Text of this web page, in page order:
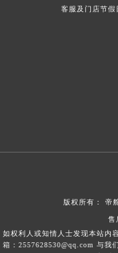
客服及门店节假
版权所有： 帝
售
如权利人或知情人士发现本站内
箱：2557628530@qq.com 与我